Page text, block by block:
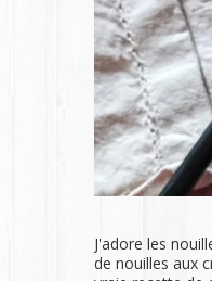
J'adore les
de nouilles aux